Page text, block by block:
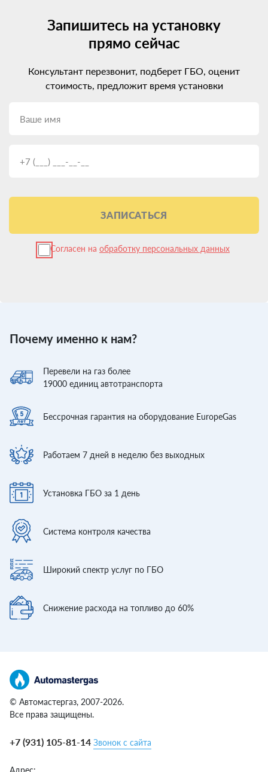
Запишитесь на установку
прямо сейчас
Консультант перезвонит, подберет ГБО, оценит
стоимость, предложит время установки
ЗАПИСАТЬСЯ
Согласен на обработку персональных данных
Почему именно к нам?
Перевели на газ более
19000 единиц автотранспорта
Бессрочная гарантия на оборудование EuropeGas
Работаем 7 дней в неделю без выходных
Установка ГБО за 1 день
Система контроля качества
Широкий спектр услуг по ГБО
Снижение расхода на топливо до 60%
© Автомастергаз, 2007-2026.
Все права защищены.
+7 (931) 105-81-14 Звонок с сайта
Адрес: